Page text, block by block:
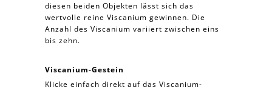
diesen beiden Objekten lässt sich das
wertvolle reine Viscanium gewinnen. Die
Anzahl des Viscanium variiert zwischen eins
bis zehn.
Viscanium-Gestein
Klicke einfach direkt auf das Viscanium-